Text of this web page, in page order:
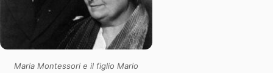
Maria Montessori e il figlio Mario